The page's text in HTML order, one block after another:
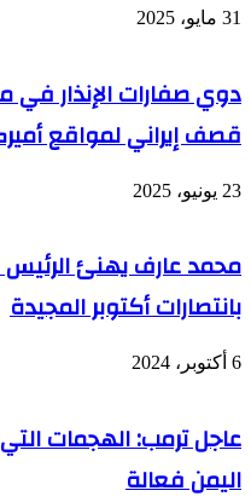
31 مايو، 2025
دوي صفارات الإنذار في
قصف إيراني لمواقع
23 يونيو، 2025
محمد عارف يهنئ
بانتصارات أكتوبر المجيدة
6 أكتوبر، 2024
عاجل ترمب: الهجمات
اليمن فعالة